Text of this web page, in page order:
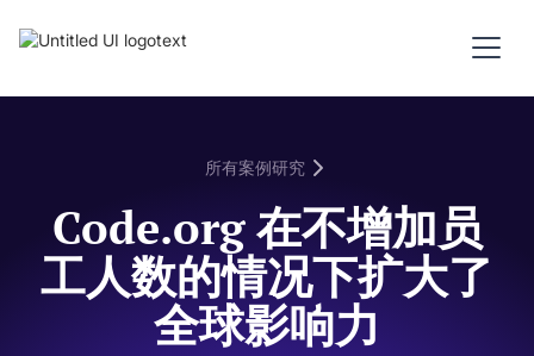
所有案例研究
Code.org 在不增加员
工人数的情况下扩大了
全球影响力